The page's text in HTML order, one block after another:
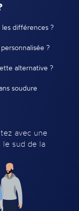
différences ?
?
alternative ?
soudure
avec une
le sud de la